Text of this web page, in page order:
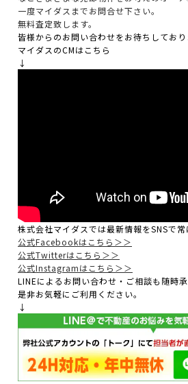
一度マイダスまでお問合せ下さい。
無料査定致します。
皆様からのお問い合わせをお待ちしており
マイダスのCMはこちら
↓
株式会社マイダスでは最新情報をSNSで常
公式Facebookはこちら＞＞
公式Twitterはこちら＞＞
公式Instagramはこちら＞＞
LINEによるお問い合わせ・ご相談も随時承
是非お気軽にご利用ください。
↓